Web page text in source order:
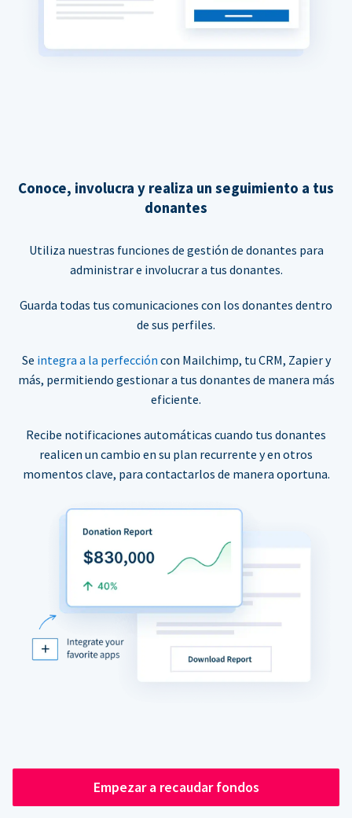
Conoce, involucra y realiza un seguimiento a tus
donantes
Utiliza nuestras funciones de gestión de donantes para
administrar e involucrar a tus donantes.
Guarda todas tus comunicaciones con los donantes dentro
de sus perfiles.
Se integra a la perfección con Mailchimp, tu CRM, Zapier y
más, permitiendo gestionar a tus donantes de manera más
eficiente.
Recibe notificaciones automáticas cuando tus donantes
realicen un cambio en su plan recurrente y en otros
momentos clave, para contactarlos de manera oportuna.
Empezar a recaudar fondos